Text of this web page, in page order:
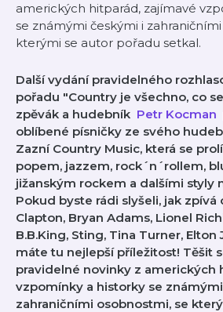
amerických hitparád, zajímavé
se známými českými i
kterými se autor pořadu setkal.
Další vydání pravidelného
pořadu "Country je všechno, co
zpěvák a hudebník Petr Kocman
oblíbené písničky ze svého
Zazní Country Music, která se
popem, jazzem, rock´n´rollem,
jižanským rockem a dalšími styly
Pokud byste rádi slyšeli, jak zpívá
Clapton, Bryan Adams, Lionel
B.B.King, Sting, Tina Turner,
máte tu nejlepší příležitost! Těšit
pravidelné novinky z amerických
vzpomínky a historky se
zahraničními osobnostmi, se